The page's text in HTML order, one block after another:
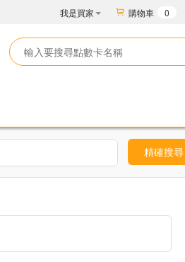
我是買家 購物車 0
精確搜尋